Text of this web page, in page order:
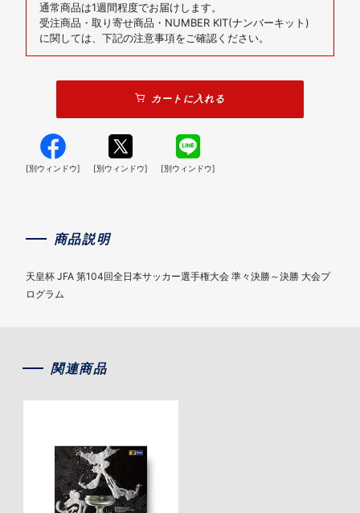
通常商品は1週間程度でお届けします。
受注商品・取り寄せ商品・NUMBER KIT(ナンバーキット)
に関しては、下記の注意事項をご確認ください。
カートに入れる
[別ウィンドウ] [別ウィンドウ] [別ウィンドウ]
商品説明
天皇杯 JFA 第104回全日本サッカー選手権大会 準々決勝～決勝 大会プ
ログラム
関連商品